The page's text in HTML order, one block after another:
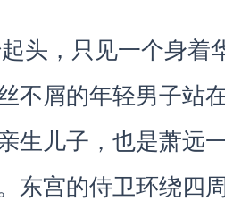
头，只见一个身着
不屑的年轻男子站
生儿子，也是萧远
东宫的侍卫环绕四